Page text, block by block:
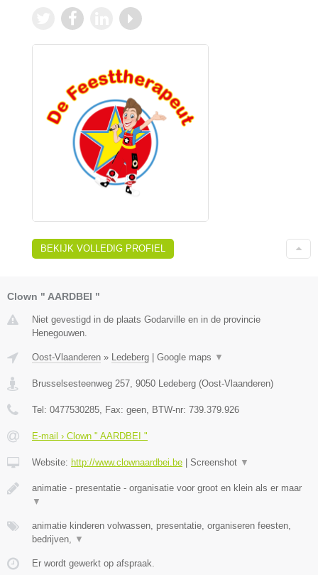
BEKIJK VOLLEDIG PROFIEL
Clown " AARDBEI "
Niet gevestigd in de plaats Godarville en in de provincie
Henegouwen.
Oost-Vlaanderen » Ledeberg | Google maps ▼
Brusselsesteenweg 257 9050 Ledeberg (Oost-Vlaanderen)
Tel: 0477530285 , Fax: geen , BTW-nr: 739.379.926
E-mail › Clown " AARDBEI "
Website: http://www.clownaardbei.be | Screenshot ▼
animatie - presentatie - organisatie voor groot en klein als er maar
▼
animatie kinderen volwassen, presentatie, organiseren feesten,
bedrijven,
▼
Er wordt gewerkt op afspraak.